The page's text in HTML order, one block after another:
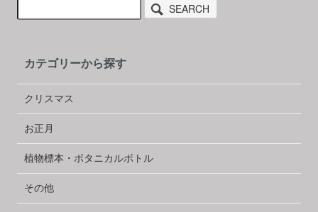
SEARCH
カテゴリーから探す
クリスマス
お正月
植物標本・ボタニカルボトル
その他